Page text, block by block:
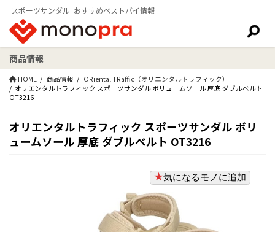
スポーツサンダル おすすめベストバイ情報
検索:
商品情報
HOME 商品情報
ORiental TRaffic（オリエンタルトラフィック）
オリエンタルトラフィック スポーツサンダル ボリュームソール 厚底 ダブルベルト
OT3216
オリエンタルトラフィック スポーツサンダル ボリ
ュームソール 厚底 ダブルベルト OT3216
気になるモノに追加